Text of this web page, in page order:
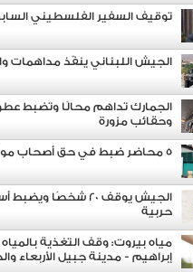
توقيف السفير الفلسطيني
الجيش اللبناني ينفّذ مداهمات
الجمارك تداهم محالًا وتضبط
وحقائب مزورة
5 محاضر ضبط في حق أصحاب مولدات مخالفين
الجيش يوقف 20 شخصًا
حربية
مياه بيروت: وقف التغذية
إبراهيم - مدينة جبيل الأربعاء